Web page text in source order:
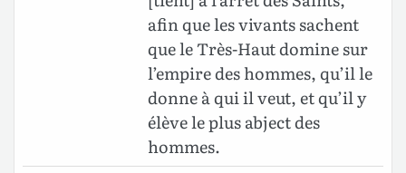
afin que les vivants sachent
que le Très-Haut domine sur
l’empire des hommes, qu’il le
donne à qui il veut, et qu’il y
élève le plus abject des
hommes.